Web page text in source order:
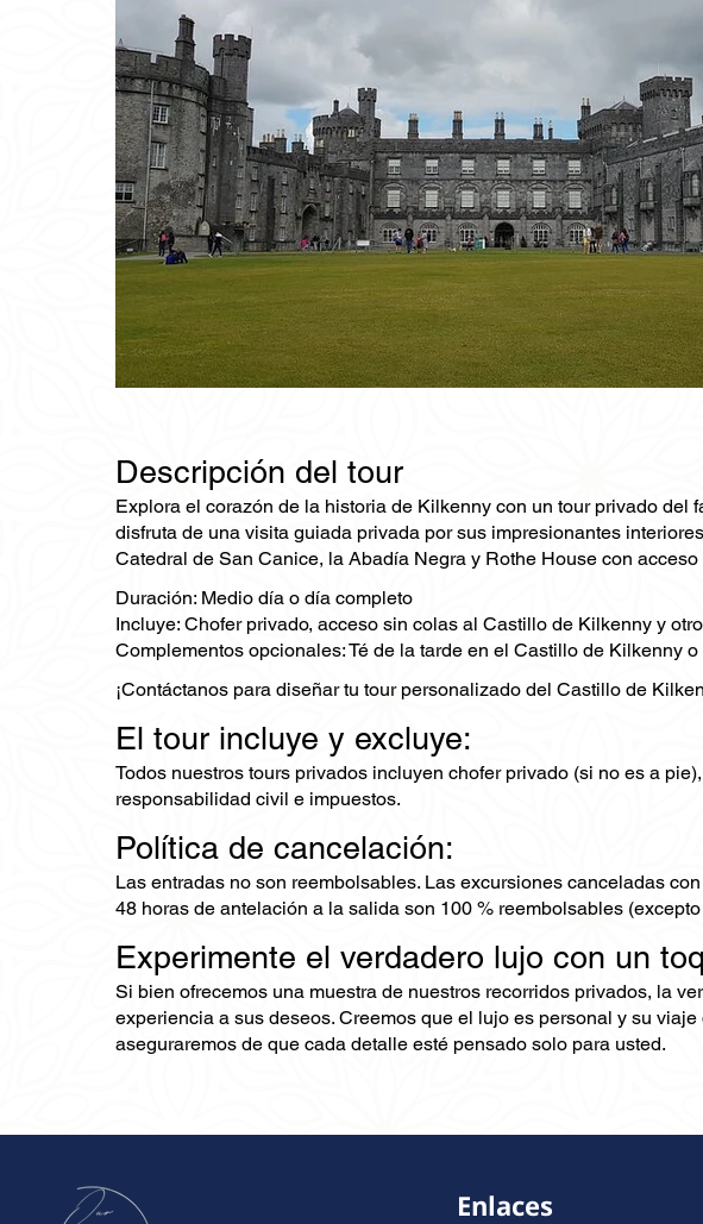
Descripción del tour
Explora el corazón de la historia de Kilkenny con un tour privado
disfruta de una visita guiada privada por sus impresionantes
Catedral de San Canice, la Abadía Negra y Rothe House con
Duración: Medio día o día completo
Incluye: Chofer privado, acceso sin colas al Castillo de Kilkenny y
Complementos opcionales: Té de la tarde en el Castillo de Kilkenny
¡Contáctanos para diseñar tu tour personalizado del Castillo de
El tour incluye y excluye:
Todos nuestros tours privados incluyen chofer privado (si no es a
responsabilidad civil e impuestos.
Política de cancelación:
Las entradas no son reembolsables. Las excursiones canceladas
48 horas de antelación a la salida son 100 % reembolsables
Experimente el verdadero lujo con un
Si bien ofrecemos una muestra de nuestros recorridos privados, la
experiencia a sus deseos. Creemos que el lujo es personal y su
aseguraremos de que cada detalle esté pensado solo para usted.
Enlaces